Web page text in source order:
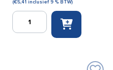
(€5,41 inclusief 9 % BTW)
Chloorhexidine